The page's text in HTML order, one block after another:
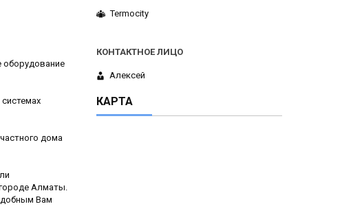
оборудование
дома
Алматы.
Вам
Termocity
Алексей
КАРТА